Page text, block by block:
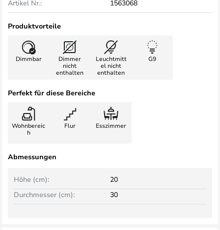
Artikel Nr.:
1563068
Produktvorteile
Dimmbar
Dimmer
nicht
enthalten
Leuchtmitt
el nicht
enthalten
G9
Perfekt für diese Bereiche
Wohnbereic
h
Flur Esszimmer
Abmessungen
Höhe (cm):
20
Durchmesser (cm):
30